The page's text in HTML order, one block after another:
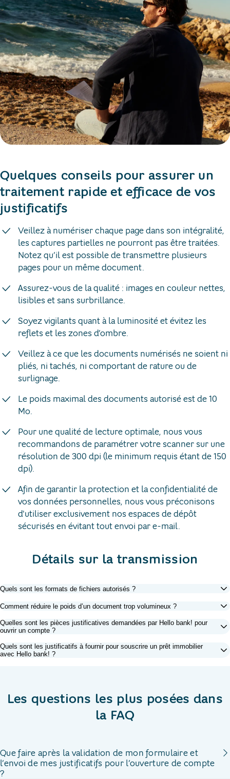
Quelques conseils pour assurer un
traitement rapide et efficace de vos
justificatifs
Veillez à numériser chaque page dans son intégralité,
les captures partielles ne pourront pas être traitées.
Notez qu’il est possible de transmettre plusieurs
pages pour un même document.
Assurez-vous de la qualité : images en couleur nettes,
lisibles et sans surbrillance.
Soyez vigilants quant à la luminosité et évitez les
reflets et les zones d’ombre.
Veillez à ce que les documents numérisés ne soient ni
pliés, ni tachés, ni comportant de rature ou de
surlignage.
Le poids maximal des documents autorisé est de 10
Mo.
Pour une qualité de lecture optimale, nous vous
recommandons de paramétrer votre scanner sur une
résolution de 300 dpi (le minimum requis étant de 150
dpi).
Afin de garantir la protection et la confidentialité de
vos données personnelles, nous vous préconisons
d'utiliser exclusivement nos espaces de dépôt
sécurisés en évitant tout envoi par e-mail.
Détails sur la transmission
Quels sont les formats de fichiers autorisés ?
Comment réduire le poids d’un document trop volumineux ?
Quelles sont les pièces justificatives demandées par Hello bank! pour
ouvrir un compte ?
Quels sont les justificatifs à fournir pour souscrire un prêt immobilier
avec Hello bank! ?
Les questions les plus posées dans
la FAQ
Que faire après la validation de mon formulaire et
l’envoi de mes justificatifs pour l’ouverture de compte
?